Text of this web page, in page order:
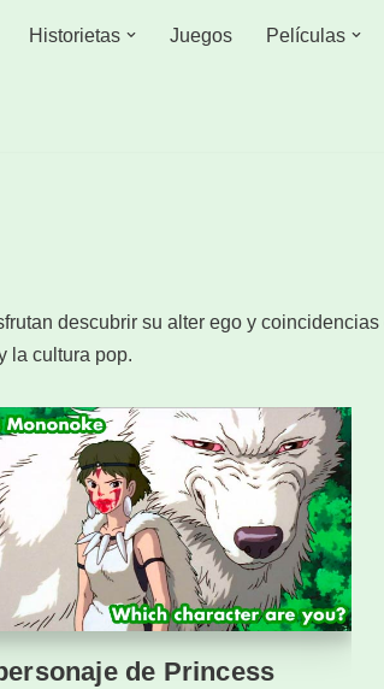
Historietas Juegos
Películas
descubrir su alter ego y
la cultura pop.
de Princess